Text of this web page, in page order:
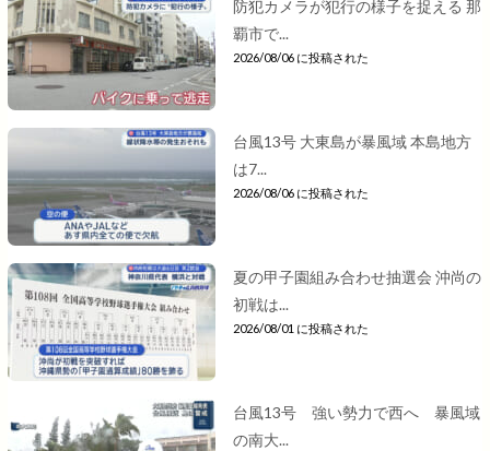
防犯カメラが犯行の様子を捉える 那
覇市で...
2026/08/06 に投稿された
台風13号 大東島が暴風域 本島地方
は7...
2026/08/06 に投稿された
夏の甲子園組み合わせ抽選会 沖尚の
初戦は...
2026/08/01 に投稿された
台風13号 強い勢力で西へ 暴風域
の南大...